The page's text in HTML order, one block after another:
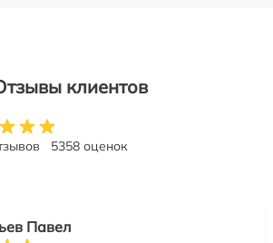
клиентов
5358 оценок
Павел